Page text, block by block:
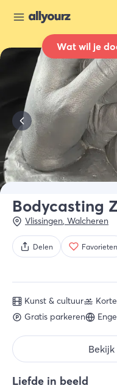
Wat wil je
Terug naar
Waar
Heel
Wanneer
Alle types
Wie
2 gasten
Bodycasting
Vlissingen, Walcheren
Delen Favorieten
Liefde in beeld
Kunst & cultuur
Gratis parkeren